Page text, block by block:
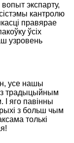
экспарту,
кантролю
правярае
ўсіх
узровень
усе нашы
з традыцыйным
яго павінны
з больш чым
толькі